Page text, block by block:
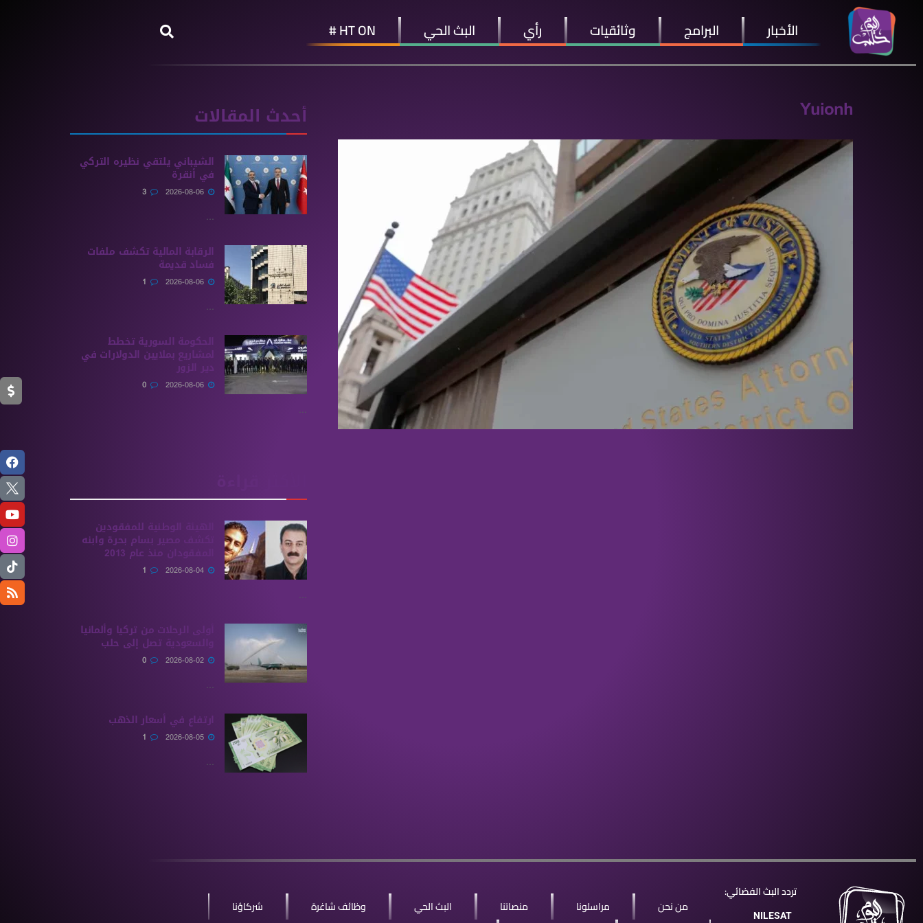
الأخبار البرامج وثائقيات رأي البث الحي HT ON #
Yuionh أحدث المقالات
الشيباني يلتقي نظيره التركي
في أنقرة
...
الرقابة المالية تكشف ملفات
فساد قديمة
...
الحكومة السورية تخطط
لمشاريع بملايين الدولارات في
دير الزور
...
الهيئة الوطنية للمفقودين
تكشف مصير بسام بحرة وابنه
المفقودان منذ عام 2013
...
أولى الرحلات من ‏تركيا وألمانيا
والسعودية تصل إلى حلب
...
ارتفاع في أسعار الذهب
...
تردد البث الفضائي:
NILESAT من نحن مراسلونا منصاتنا البث الحي وظائف شاغرة شركاؤنا